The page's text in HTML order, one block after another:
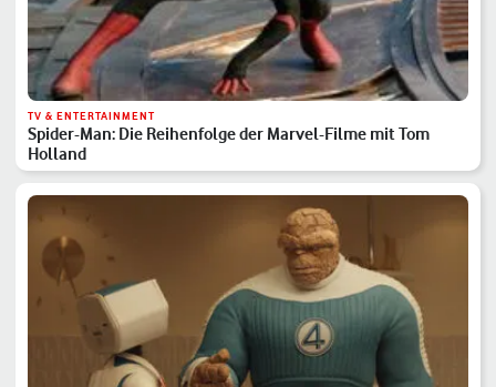
TV & ENTERTAINMENT
Spider-Man: Die Reihenfolge der Marvel-Filme mit Tom
Holland